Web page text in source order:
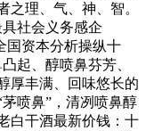
之理、气、神、智。
社会义务感企
国资本分析操纵十
起、醇喷鼻芬芳、
厚丰满、回味悠长的
喷鼻”，清冽喷鼻醇
白干酒最新价钱：十